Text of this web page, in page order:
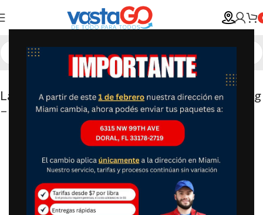
Lavadora Automática LG WT25WT6HK 25 kg
– Blanca